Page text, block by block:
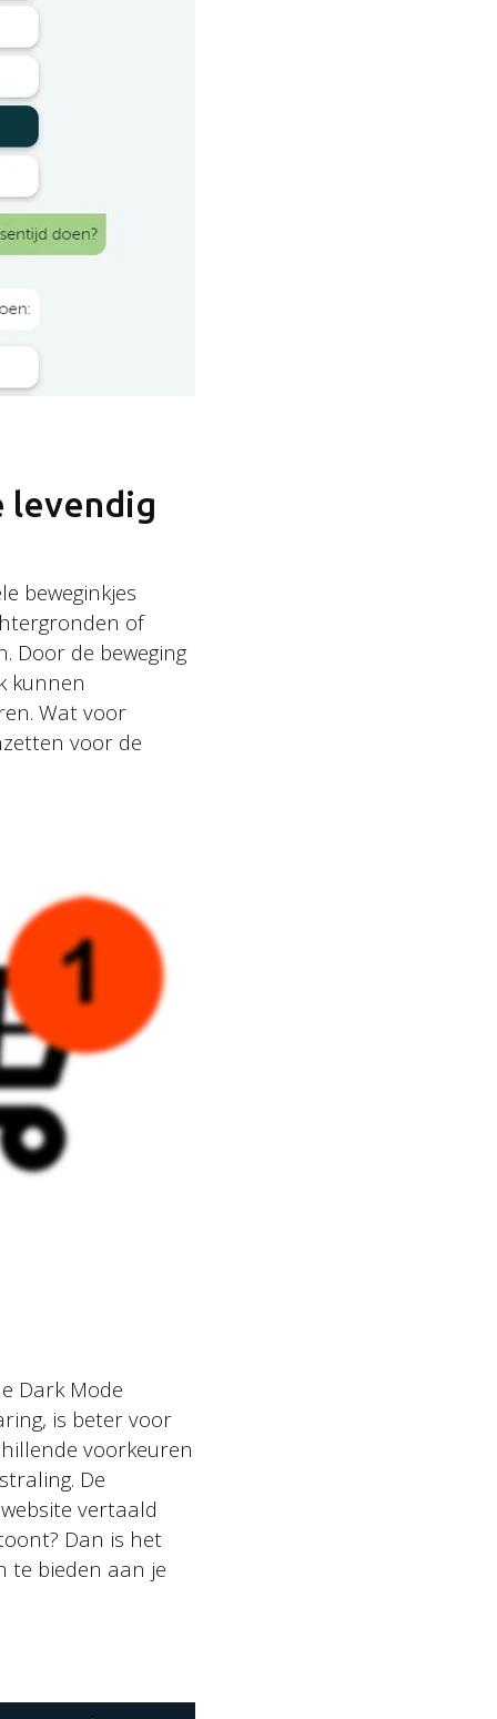
levendig
beweginkjes
of
Door de beweging
kunnen
Wat voor
voor de
Dark Mode
is beter voor
voorkeuren
De
vertaald
Dan is het
te bieden aan je
cultuur-educatie
zorg-organisaties